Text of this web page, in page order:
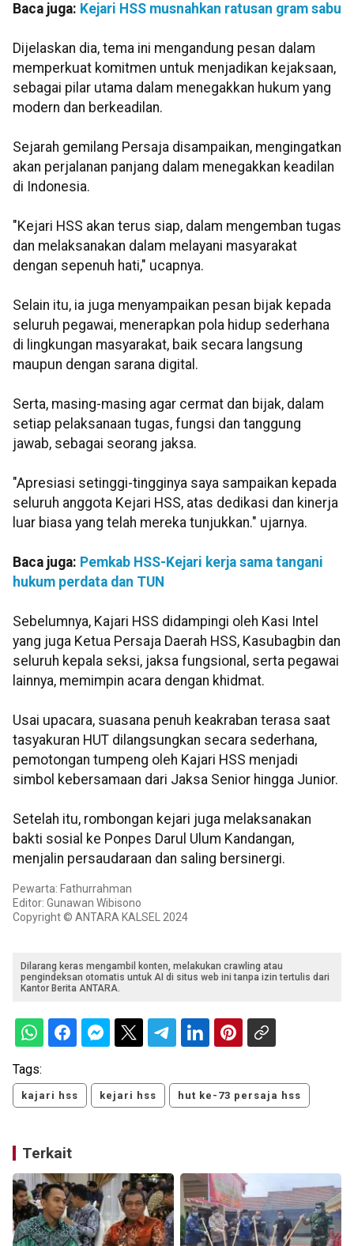
Baca juga: Kejari HSS musnahkan ratusan gram sabu
Dijelaskan dia, tema ini mengandung pesan dalam
memperkuat komitmen untuk menjadikan kejaksaan,
sebagai pilar utama dalam menegakkan hukum yang
modern dan berkeadilan.
Sejarah gemilang Persaja disampaikan, mengingatkan
akan perjalanan panjang dalam menegakkan keadilan
di Indonesia.
"Kejari HSS akan terus siap, dalam mengemban tugas
dan melaksanakan dalam melayani masyarakat
dengan sepenuh hati," ucapnya.
Selain itu, ia juga menyampaikan pesan bijak kepada
seluruh pegawai, menerapkan pola hidup sederhana
di lingkungan masyarakat, baik secara langsung
maupun dengan sarana digital.
Serta, masing-masing agar cermat dan bijak, dalam
setiap pelaksanaan tugas, fungsi dan tanggung
jawab, sebagai seorang jaksa.
"Apresiasi setinggi-tingginya saya sampaikan kepada
seluruh anggota Kejari HSS, atas dedikasi dan kinerja
luar biasa yang telah mereka tunjukkan." ujarnya.
Baca juga: Pemkab HSS-Kejari kerja sama tangani
hukum perdata dan TUN
Sebelumnya, Kajari HSS didampingi oleh Kasi Intel
yang juga Ketua Persaja Daerah HSS, Kasubagbin dan
seluruh kepala seksi, jaksa fungsional, serta pegawai
lainnya, memimpin acara dengan khidmat.
Usai upacara, suasana penuh keakraban terasa saat
tasyakuran HUT dilangsungkan secara sederhana,
pemotongan tumpeng oleh Kajari HSS menjadi
simbol kebersamaan dari Jaksa Senior hingga Junior.
Setelah itu, rombongan kejari juga melaksanakan
bakti sosial ke Ponpes Darul Ulum Kandangan,
menjalin persaudaraan dan saling bersinergi.
Pewarta: Fathurrahman
Editor: Gunawan Wibisono
Copyright © ANTARA KALSEL 2024
Dilarang keras mengambil konten, melakukan crawling atau
pengindeksan otomatis untuk AI di situs web ini tanpa izin tertulis dari
Kantor Berita ANTARA.
Tags:
kajari hss kejari hss hut ke-73 persaja hss
Terkait